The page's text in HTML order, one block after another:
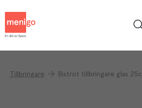
Tillbringare Bistrot tillbringare glas 25cl